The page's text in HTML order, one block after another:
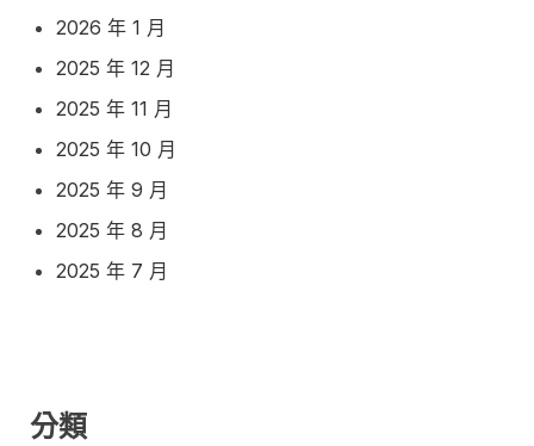
2026 年 1 月
2025 年 12 月
2025 年 11 月
2025 年 10 月
2025 年 9 月
2025 年 8 月
2025 年 7 月
分類